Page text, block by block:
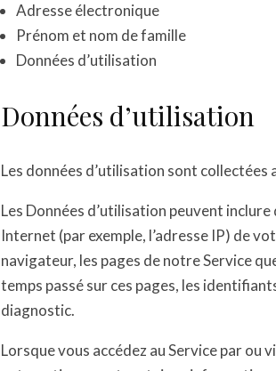
Adresse électronique
Prénom et nom de famille
Données d’utilisation
Données d’utilisation
Les données d’utilisation sont
Les Données d’utilisation peuvent
Internet (par exemple, l’adresse IP) de
navigateur, les pages de notre Service
temps passé sur ces pages, les
diagnostic.
Lorsque vous accédez au Service par ou